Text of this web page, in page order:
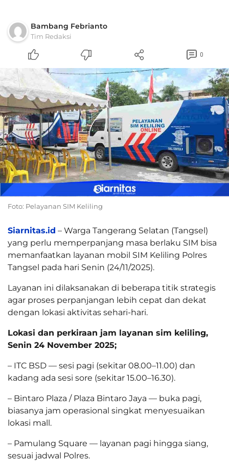
Bambang Febrianto
Tim Redaksi
0
Foto: Pelayanan SIM Keliling
Siarnitas.id – Warga Tangerang Selatan (Tangsel)
yang perlu memperpanjang masa berlaku SIM bisa
memanfaatkan layanan mobil SIM Keliling Polres
Tangsel pada hari Senin (24/11/2025).
Layanan ini dilaksanakan di beberapa titik strategis
agar proses perpanjangan lebih cepat dan dekat
dengan lokasi aktivitas sehari-hari.
Lokasi dan perkiraan jam layanan sim keliling,
Senin 24 November 2025;
– ITC BSD — sesi pagi (sekitar 08.00–11.00) dan
kadang ada sesi sore (sekitar 15.00–16.30).
– Bintaro Plaza / Plaza Bintaro Jaya — buka pagi,
biasanya jam operasional singkat menyesuaikan
lokasi mall.
– Pamulang Square — layanan pagi hingga siang,
sesuai jadwal Polres.